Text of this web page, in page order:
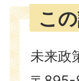
こ
未来政